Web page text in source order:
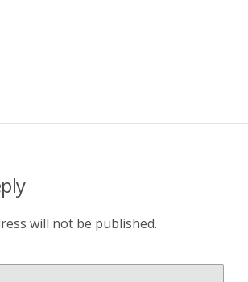
will not be published.